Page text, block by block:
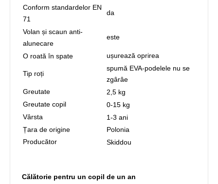
Conform standardelor EN
71
da
Volan și scaun anti-
alunecare
este
O roată în spate ușurează oprirea
Tip roți
spumă EVA-podelele nu se
zgârâe
Greutate
2,5 kg
Greutate copil
0-15 kg
Vârsta
1-3 ani
Țara de origine
Polonia
Producător
Skiddou
Călătorie pentru un copil de un an